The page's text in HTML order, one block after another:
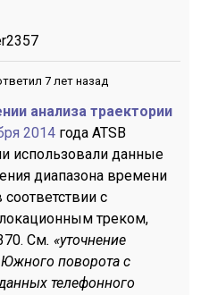
7 лет назад
анализа траектории
2014 года ATSB
использовалиданные
диапазона времени
с
треком,
См. «уточнение
поворота с
телефонного